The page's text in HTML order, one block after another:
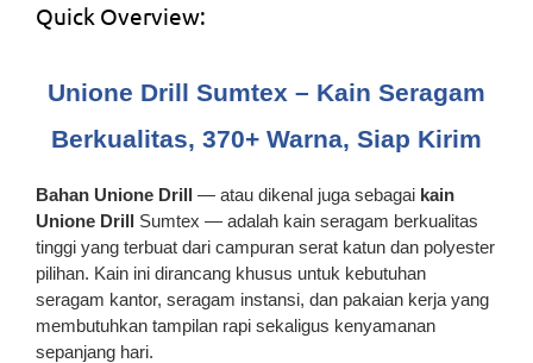
Quick Overview:
Unione Drill Sumtex – Kain Seragam
Berkualitas, 370+ Warna, Siap Kirim
Bahan Unione Drill — atau dikenal juga sebagai kain
Unione Drill
Sumtex — adalah kain seragam berkualitas
tinggi yang terbuat dari campuran serat katun dan polyester
pilihan. Kain ini dirancang khusus untuk kebutuhan
seragam kantor, seragam instansi, dan pakaian kerja yang
membutuhkan tampilan rapi sekaligus kenyamanan
sepanjang hari.